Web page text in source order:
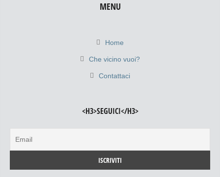
MENU
Home
Che vicino vuoi?
Contattaci
<H3>SEGUICI</H3>